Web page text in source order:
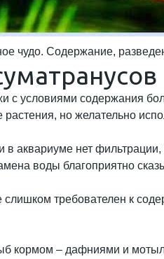
чудо. Содержание,
с условиями содержания
но желательно
аквариуме нет
воды благоприятно
требователен к
кормом – дафниями и